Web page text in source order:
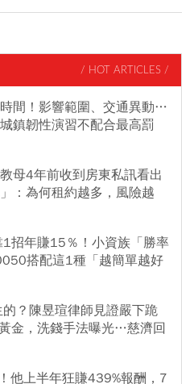
/ HOT ARTICLES /
間！影響範圍、交通異動…
鎮韌性演習不配合最高罰
母4年前收到房東私訊看出
：為何租約越多，風險越
招年賺15％！小資族「勝率
搭配這1種「越簡單越好
？陳昱瑄律師見證嚴下跪
金，洗錢手法曝光…慈濟回
他上半年狂賺439%報酬，7